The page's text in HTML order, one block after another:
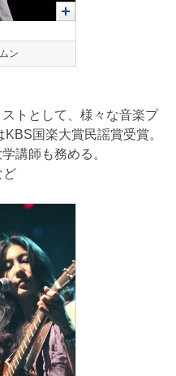
ン
トとして、様々な音楽プ
国楽大賞民謡賞受賞。
講師も務める。
ど